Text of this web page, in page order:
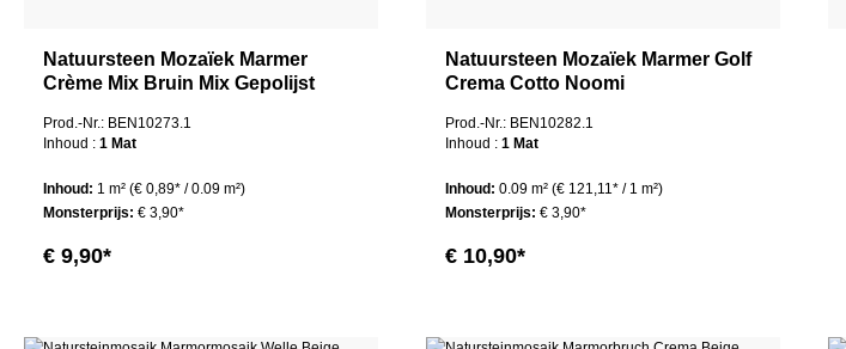
Natuursteen Mozaïek Marmer
Crème Mix Bruin Mix Gepolijst
Prod.-Nr.: BEN10273.1
Inhoud : 1 Mat
Inhoud: 1 m² (€ 0,89* / 0.09 m²)
Monsterprijs: € 3,90*
€ 9,90*
Natuursteen Mozaïek Marmer Golf
Crema Cotto Noomi
Prod.-Nr.: BEN10282.1
Inhoud : 1 Mat
Inhoud: 0.09 m² (€ 121,11* / 1 m²)
Monsterprijs: € 3,90*
€ 10,90*